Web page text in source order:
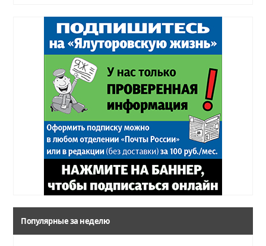
Популярные за неделю